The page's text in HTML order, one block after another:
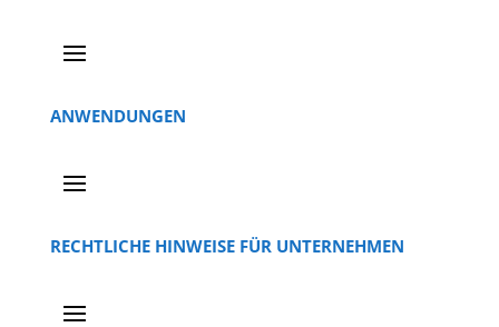
ANWENDUNGEN
RECHTLICHE HINWEISE FÜR UNTERNEHMEN